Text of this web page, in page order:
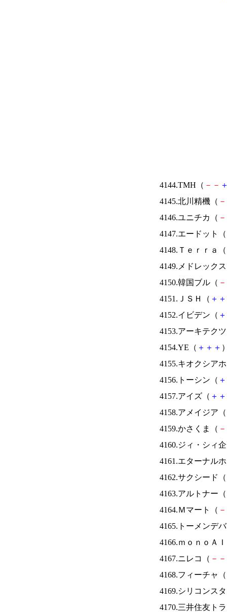
4144.TMH（ － －
4145.北川精機（ －
4146.ユニチカ（ －
4147.エードット（
4148.Ｔｅｒｒａ（
4149.メドレック
4150.韓国ブル（ －
4151.ＪＳＨ（ ＋ ＋
4152.イビデン（ ＋
4153.アーキテク
4154.YE（ ＋ ＋ ＋
4155.キオクシア
4156.トーシン（ ＋
4157.アイズ（ ＋ ＋
4158.アメイジア（
4159.かさくま（ －
4160.ジィ・シィ
4161.エターナル
4162.サクシード（
4163.アルトナー（
4164.Ｍマート（ －
4165.トーメンデ
4166.ｍｏｎｏＡ
4167.ニレコ（ － －
4168.フィーチャ（
4169.シリコンス
4170.三井住友ト